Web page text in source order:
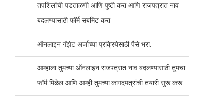
तपशिलांची पडताळणी आणि पुष्टी करा आणि राजपत्रात नाव
बदलण्यासाठी फॉर्म सबमिट करा.
ऑनलाइन गॅझेट अर्जाच्या प्रक्रियेसाठी पैसे भरा.
आम्हाला तुमच्या ऑनलाइन राजपत्रात नाव बदलण्यासाठी तुमचा
फॉर्म मिळेल आणि आम्ही तुमच्या कागदपत्रांची तयारी सुरू करू.